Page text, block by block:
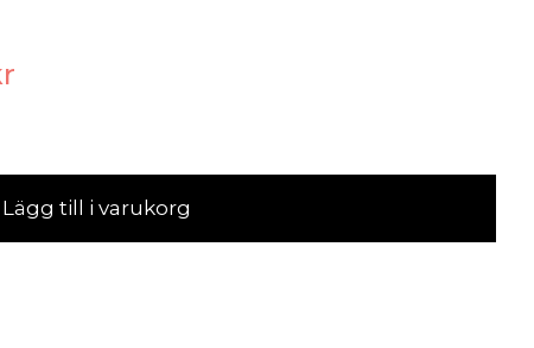
Lägg till i varukorg